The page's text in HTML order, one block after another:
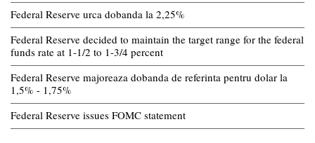
Federal Reserve urca dobanda la 2,25%
Federal Reserve decided to maintain the target range for the federal
funds rate at 1-1/2 to 1-3/4 percent
Federal Reserve majoreaza dobanda de referinta pentru dolar la
1,5% - 1,75%
Federal Reserve issues FOMC statement